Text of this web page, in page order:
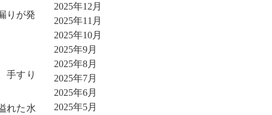
りが発
手すり
れた水
2025年12月
2025年11月
2025年10月
2025年9月
2025年8月
2025年7月
2025年6月
2025年5月